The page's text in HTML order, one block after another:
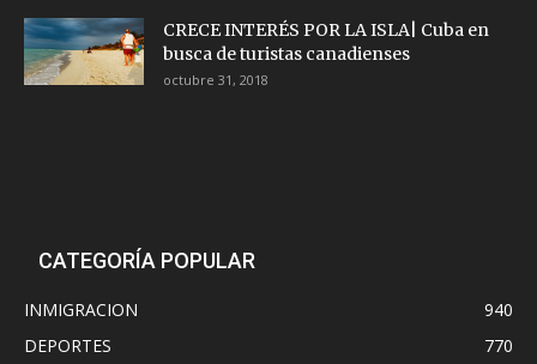
CRECE INTERÉS POR LA ISLA| Cuba en
busca de turistas canadienses
octubre 31, 2018
CATEGORÍA POPULAR
INMIGRACION
940
DEPORTES
770